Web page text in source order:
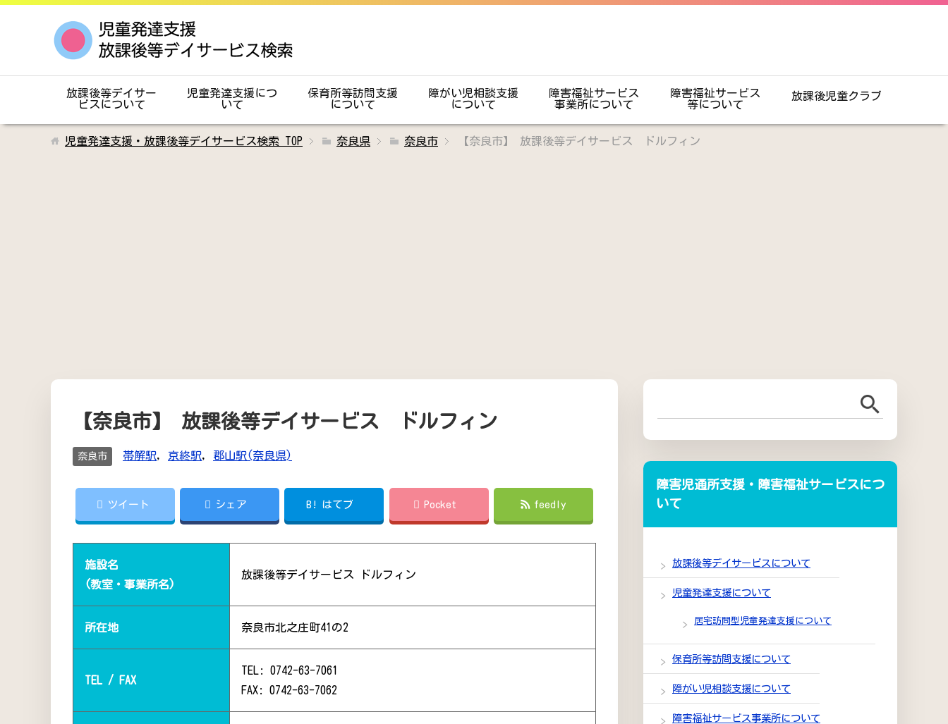
放課後等デイサー
ビスについて
児童発達支援につ
いて
保育所等訪問支援
について
障がい児相談支援
について
障害福祉サービス
事業所について
障害福祉サービス
等について
放課後児童クラブ
児童発達支援・放課後等デイサービス検索 TOP 奈良県 奈良市 【奈良市】 放課後等デイサービス ドルフィン
【奈良市】 放課後等デイサービス ドルフィン
奈良市 帯解駅, 京終駅, 郡山駅(奈良県)
ツイート シェア B! はてブ Pocket feedly
施設名
(教室・事業所名)
放課後等デイサービス ドルフィン
所在地 奈良市北之庄町41の2
TEL / FAX
TEL: 0742-63-7061
FAX: 0742-63-7062
障害児通所支援・障害福祉サービスにつ
いて
放課後等デイサービスについて
児童発達支援について
居宅訪問型児童発達支援について
保育所等訪問支援について
障がい児相談支援について
障害福祉サービス事業所について